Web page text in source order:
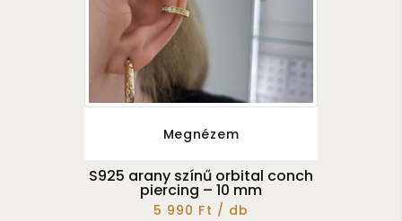
Megnézem
S925 arany színű orbital conch
piercing – 10 mm
5 990 Ft / db